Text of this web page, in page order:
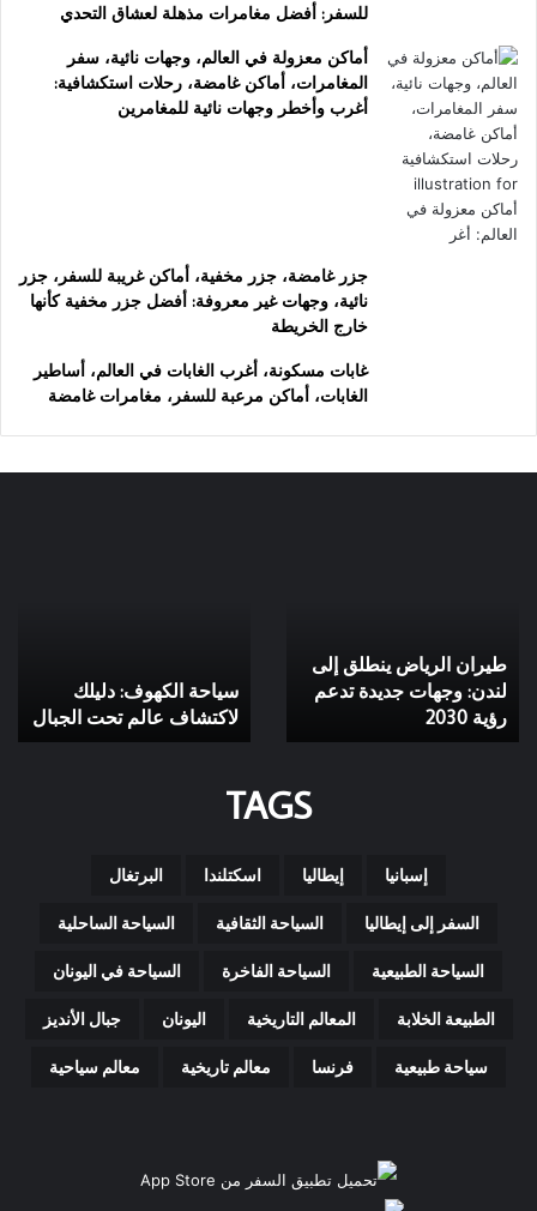
للسفر: أفضل مغامرات مذهلة لعشاق التحدي
أماكن معزولة في العالم، وجهات نائية، سفر
المغامرات، أماكن غامضة، رحلات استكشافية:
أغرب وأخطر وجهات نائية للمغامرين
جزر غامضة، جزر مخفية، أماكن غريبة للسفر، جزر
نائية، وجهات غير معروفة: أفضل جزر مخفية كأنها
خارج الخريطة
غابات مسكونة، أغرب الغابات في العالم، أساطير
الغابات، أماكن مرعبة للسفر، مغامرات غامضة
وجهات
جديدة
تدعم
رؤية
طيران الرياض ينطلق إلى
لندن: وجهات جديدة تدعم
رؤية 2030
الجبال
سياحة الكهوف: دليلك
لاكتشاف عالم تحت الجبال
TAGS
إسبانيا إيطاليا اسكتلندا البرتغال
السفر إلى إيطاليا السياحة الثقافية السياحة الساحلية
السياحة الطبيعية السياحة الفاخرة السياحة في اليونان
الطبيعة الخلابة المعالم التاريخية اليونان جبال الأنديز
سياحة طبيعية فرنسا معالم تاريخية معالم سياحية